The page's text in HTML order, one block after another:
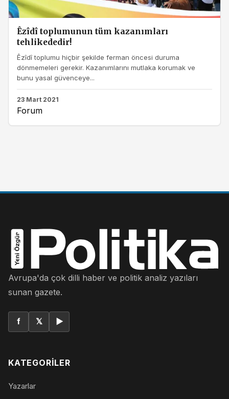
Êzîdî toplumunun tüm kazanımları
tehlikededir!
Êzîdî toplumu hiçbir şekilde ferman öncesi duruma
dönmemeleri gerekir. Kazanımlarını mutlaka korumak ve
bunu yasal güvenceye...
23 Mart 2021
Forum
Avrupa'da çok dilli haber ve politik analiz yazıları
sunan gazete.
f 𝕏 ▶
KATEGORILER
Yazarlar